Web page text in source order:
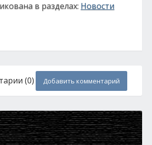
в разделах: Новости
(0) Добавить комментарий